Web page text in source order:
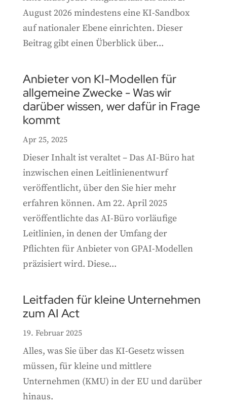
August 2026 mindestens eine KI-Sandbox
auf nationaler Ebene einrichten. Dieser
Beitrag gibt einen Überblick über...
Anbieter von KI-Modellen für
allgemeine Zwecke - Was wir
darüber wissen, wer dafür in Frage
kommt
Apr 25, 2025
Dieser Inhalt ist veraltet – Das AI-Büro hat
inzwischen einen Leitlinienentwurf
veröffentlicht, über den Sie hier mehr
erfahren können. Am 22. April 2025
veröffentlichte das AI-Büro vorläufige
Leitlinien, in denen der Umfang der
Pflichten für Anbieter von GPAI-Modellen
präzisiert wird. Diese...
Leitfaden für kleine Unternehmen
zum AI Act
19. Februar 2025
Alles, was Sie über das KI-Gesetz wissen
müssen, für kleine und mittlere
Unternehmen (KMU) in der EU und darüber
hinaus.